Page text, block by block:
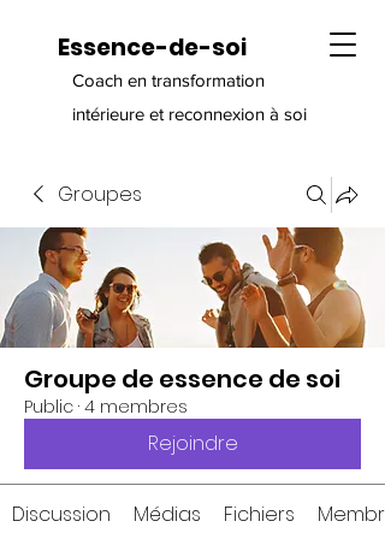
Essence-de-soi
Coach en transformation
intérieure et reconnexion à soi
Groupes
Groupe de essence de soi
Public · 4 membres
Rejoindre
Discussion Médias Fichiers